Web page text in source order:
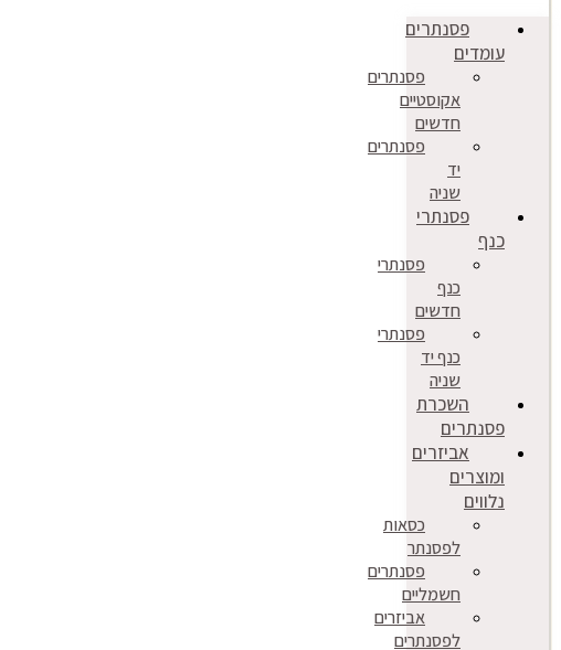
פסנתרים
עומדים
פסנתרים
אקוסטיים
חדשים
פסנתרים
יד
שניה
פסנתרי
כנף
פסנתרי
כנף
חדשים
פסנתרי
כנף יד
שניה
השכרת
פסנתרים
אביזרים
ומוצרים
נלווים
כסאות
לפסנתר
פסנתרים
חשמליים
אביזרים
לפסנתרים